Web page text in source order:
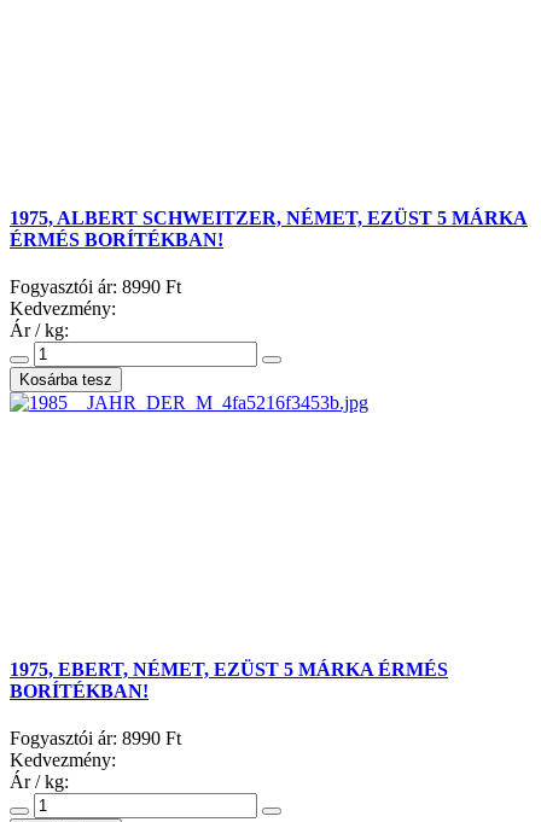
1975, ALBERT SCHWEITZER, NÉMET, EZÜST 5 MÁRKA
ÉRMÉS BORÍTÉKBAN!
Fogyasztói ár: 8990 Ft
Kedvezmény:
Ár / kg:
1975, EBERT, NÉMET, EZÜST 5 MÁRKA ÉRMÉS
BORÍTÉKBAN!
Fogyasztói ár: 8990 Ft
Kedvezmény:
Ár / kg: